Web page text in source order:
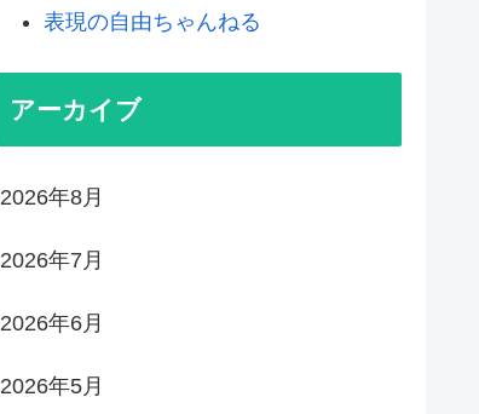
表現の自由ちゃんねる
アーカイブ
2026年8月
2026年7月
2026年6月
2026年5月